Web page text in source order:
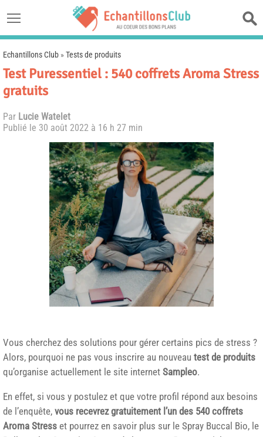
Echantillons Club »Tests de produits
Test Puressentiel : 540 coffrets Aroma Stress
gratuits
Par Lucie Watelet
Publié le 30 août 2022 à 16 h 27 min
Vous cherchez des solutions pour gérer certains pics de stress ?
Alors, pourquoi ne pas vous inscrire au nouveau test de produits
qu’organise actuellement le site internet Sampleo.
En effet, si vous y postulez et que votre profil répond aux besoins
de l’enquête, vous recevrez gratuitement l’un des 540 coffrets
Aroma Stress et pourrez en savoir plus sur le Spray Buccal Bio, le